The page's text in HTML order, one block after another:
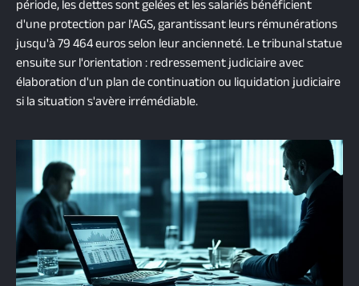
période, les dettes sont gelées et les salariés bénéficient
d'une protection par l'AGS, garantissant leurs rémunérations
jusqu'à 79 464 euros selon leur ancienneté. Le tribunal statue
ensuite sur l'orientation : redressement judiciaire avec
élaboration d'un plan de continuation ou liquidation judiciaire
si la situation s'avère irrémédiable.